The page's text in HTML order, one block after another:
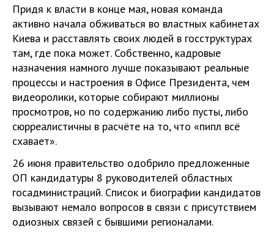
Придя к власти в конце мая, новая команда
активно начала обживаться во властных кабинетах
Киева и расставлять своих людей в госструктурах
там, где пока может. Собственно, кадровые
назначения намного лучше показывают реальные
процессы и настроения в Офисе Президента, чем
видеоролики, которые собирают миллионы
просмотров, но по содержанию либо пусты, либо
сюрреалистичны в расчёте на то, что «пипл всё
схавает».
26 июня правительство одобрило предложенные
ОП кандидатуры 8 руководителей областных
госадминистраций. Список и биографии кандидатов
вызывают немало вопросов в связи с присутствием
одиозных связей с бывшими регионалами.